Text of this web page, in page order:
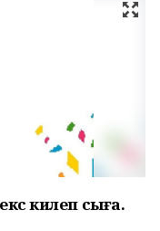
килеп сыға.